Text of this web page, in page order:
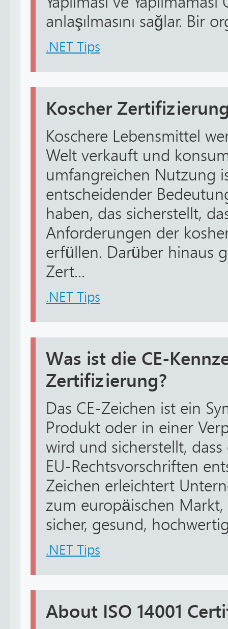
anlaşılmasını sağlar. Bir
.NET Tips
Koscher
Koschere Lebensmittel
Welt verkauft und
umfangreichen Nutzung
entscheidender
haben, das sicherstellt,
Anforderungen der
erfüllen. Darüber hinaus
Zert...
.NET Tips
Was ist die CE-
Zertifizierung?
Das CE-Zeichen ist ein
Produkt oder in einer
wird und sicherstellt,
EU-Rechtsvorschriften
Zeichen erleichtert
zum europäischen
sicher, gesund,
.NET Tips
About ISO 14001